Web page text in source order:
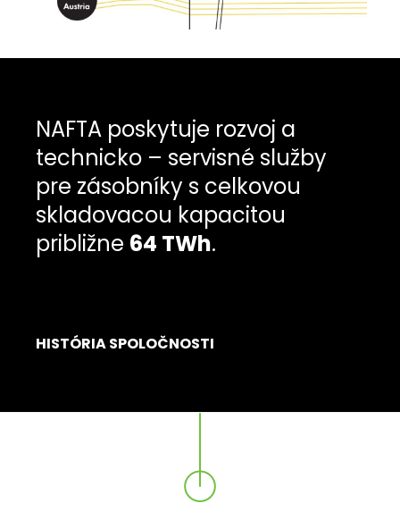
NAFTA poskytuje rozvoj a
technicko – servisné služby
pre zásobníky s celkovou
skladovacou kapacitou
približne 64 TWh.
HISTÓRIA SPOLOČNOSTI